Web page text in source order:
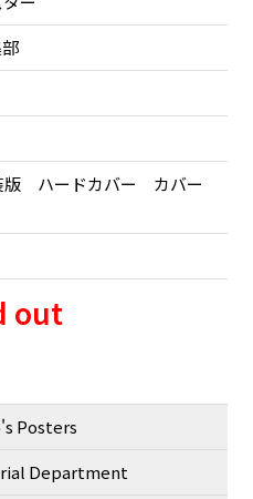
ハードカバー カバー
out
Posters
Department